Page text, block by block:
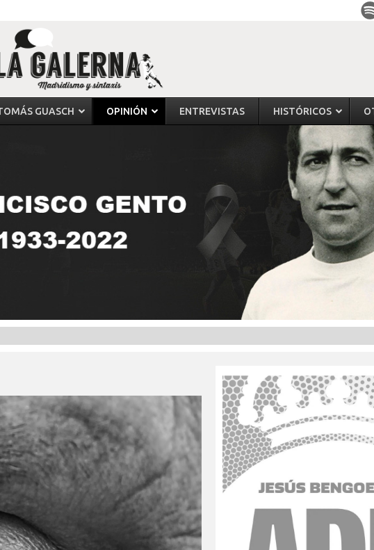
GUASCH OPINIÓN ENTREVISTAS HISTÓRICOS